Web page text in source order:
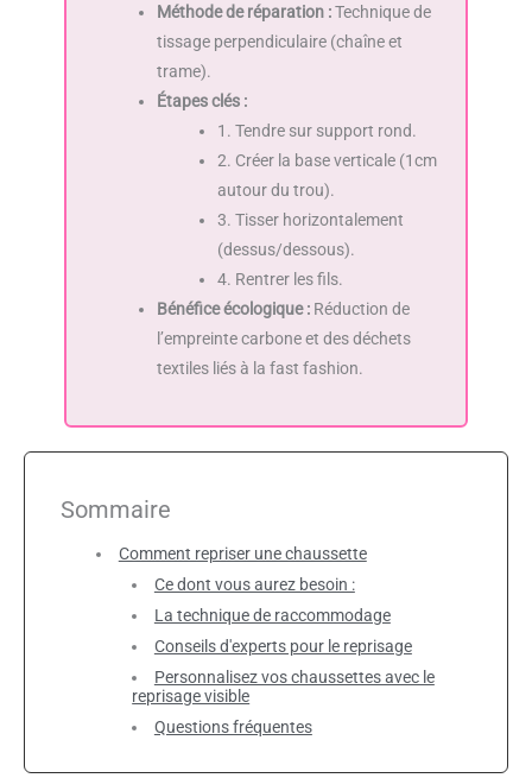
Méthode de réparation :Technique de
tissage perpendiculaire (chaîne et
trame).
Étapes clés :
1. Tendre sur support rond.
2. Créer la base verticale (1cm
autour du trou).
3. Tisser horizontalement
(dessus/dessous).
4. Rentrer les fils.
Bénéfice écologique : Réduction de
l’empreinte carbone et des déchets
textiles liés à la fast fashion.
Sommaire
Comment repriser une chaussette
Ce dont vous aurez besoin :
La technique de raccommodage
Conseils d'experts pour le reprisage
Personnalisez vos chaussettes avec le
reprisage visible
Questions fréquentes